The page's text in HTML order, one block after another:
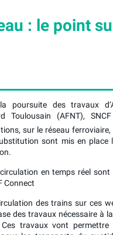
: le point
poursuite des travaux
Toulousain (AFNT),
sur le réseau ferroviaire,
sont mis en place
en temps réel
Connect
des trains sur ces
des travaux nécessaire à
travaux vont permettre